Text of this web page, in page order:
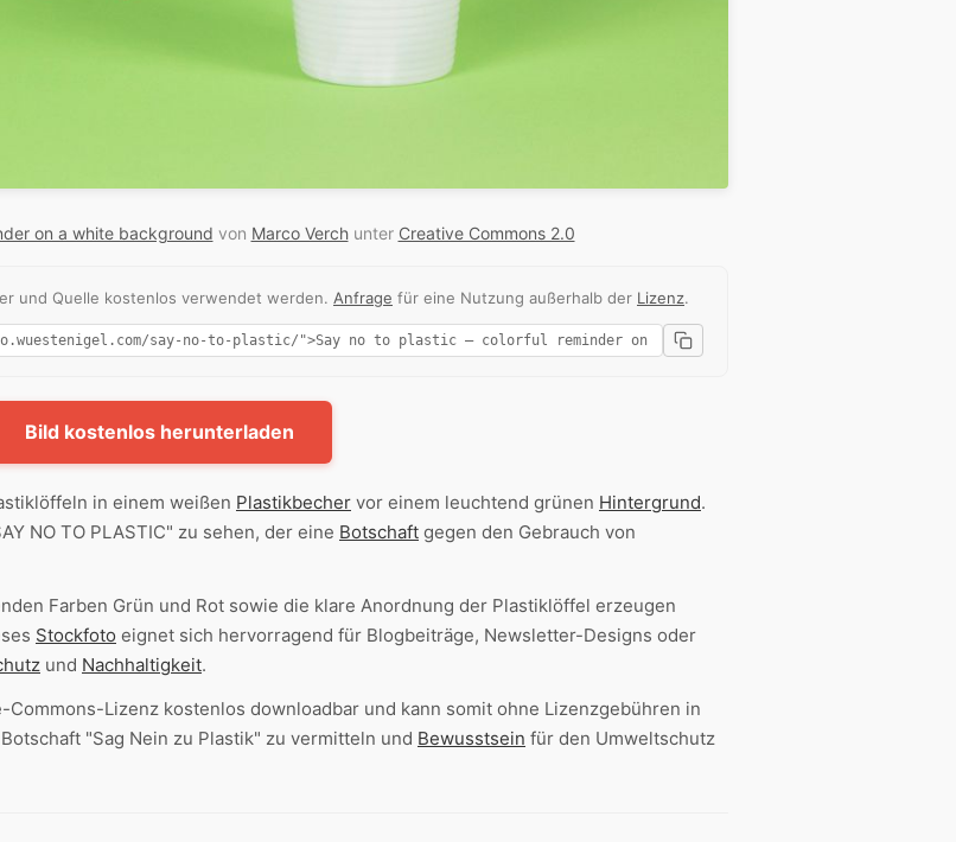
on a white background von Marco Verchunter Creative Commons 2.0
und Quelle kostenlos verwendet werden. Anfrage für eine Nutzung außerhalb der Lizenz.
Bild kostenlos herunterladen
in einem weißen Plastikbecher vor einem leuchtend grünen Hintergrund.
NO TO PLASTIC" zu sehen, der eine Botschaft gegen den Gebrauch von
Farben Grün und Rot sowie die klare Anordnung der Plastiklöffel erzeugen
Stockfoto eignet sich hervorragend für Blogbeiträge, Newsletter-Designs oder
und Nachhaltigkeit.
Lizenz kostenlos downloadbar und kann somit ohne Lizenzgebühren in
"Sag Nein zu Plastik" zu vermitteln und Bewusstsein für den Umweltschutz